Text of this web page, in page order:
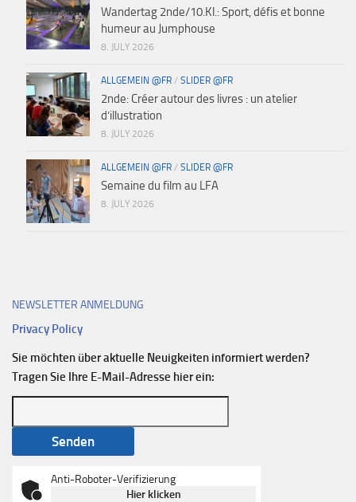
Wandertag 2nde/10.Kl.: Sport, défis et bonne
humeur au Jumphouse
8. JULY 2026
ALLGEMEIN @FR / SLIDER @FR
2nde: Créer autour des livres : un atelier
d’illustration
8. JULY 2026
ALLGEMEIN @FR / SLIDER @FR
Semaine du film au LFA
8. JULY 2026
NEWSLETTER ANMELDUNG
Privacy Policy
Sie möchten über aktuelle Neuigkeiten informiert werden?
Tragen Sie Ihre E-Mail-Adresse hier ein:
Anti-Roboter-Verifizierung
Hier klicken